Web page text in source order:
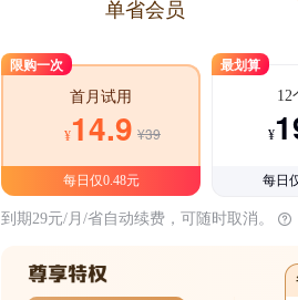
单省会员
限购一次
首月试用
¥14.9 ¥39
每日仅0.48元
最划算
12
¥
每日
到期29元/月/省自动续费，可随时取消。